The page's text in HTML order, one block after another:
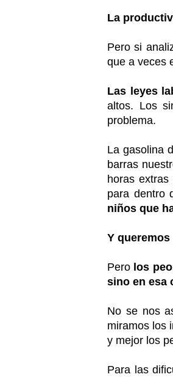
La
Pero si
que a veces
Las leyes
altos. Los
problema.
La gasolina
barras
horas
para dentro
niños que
Y
Pero los
sino en esa
No se nos
miramos los
y mejor los
Para las